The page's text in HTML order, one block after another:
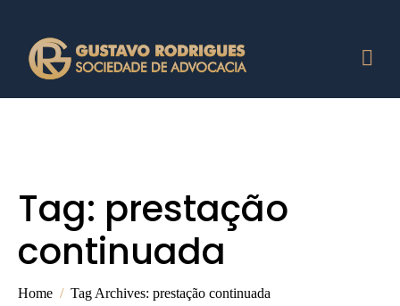
Tag: prestação
continuada
Home Tag Archives: prestação continuada